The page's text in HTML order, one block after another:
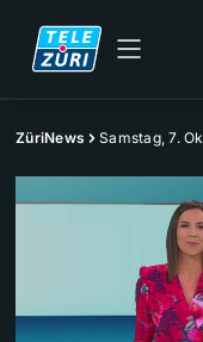
ZüriNews Samstag, 7.